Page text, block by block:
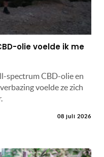
olie voelde ik me
spectrum CBD-olie en
voelde ze zich
08 juli 2026